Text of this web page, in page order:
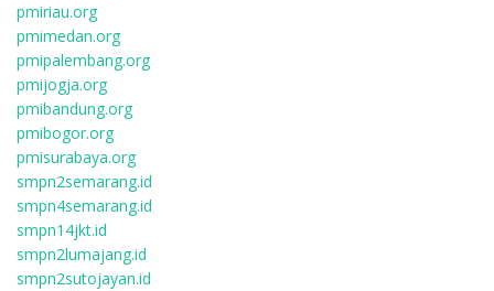
pmiriau.org
pmimedan.org
pmipalembang.org
pmijogja.org
pmibandung.org
pmibogor.org
pmisurabaya.org
smpn2semarang.id
smpn4semarang.id
smpn14jkt.id
smpn2lumajang.id
smpn2sutojayan.id